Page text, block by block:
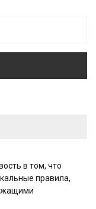
в том, что
правила,